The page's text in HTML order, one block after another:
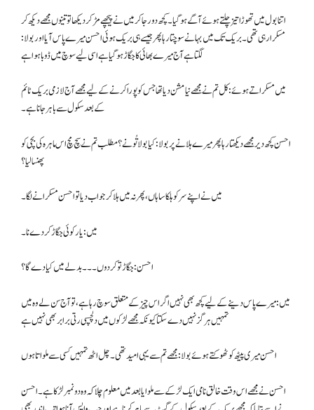
اتنا بول میں تھوڑا تیز چلتے ہوئے آگے ہوگیا۔ کچھ دور جا کر میں نے پیچھے مڑ کر دیکھا تو تینوں مجھے دیکھ کر
مسکرا رہی تھی۔بریک تک میں بہانے سوچتا رہا پھر جیسے ہی بریک ہوئی احسن میرے پاس آیا اور بولا:
لگتا ہے آج میرے بھائی کا جگاڑ ہوگیا ہے اسی لیے سوچ میں ڈوبا ہوا ہے
میں مسکراتے ہوئے: کل تم نے مجھے نیا مشن دیا تھا جس کو پورا کرنے کے لیے مجھے آج لازمی بریک ٹائم
کے بعد سکول سے باہر جانا ہے۔
احسن کچھ دیر مجھے دیکھتا رہا پھر میرے ہلانے پر بولا: کیا بولا تُو نے؟ مطلب تم نے سچ مچ اس ماہرہ کی بچی کو
پھنسا لیا؟
میں نے اپنے سر کو ہلکا سا ہاں، پھر نہ میں ہلا کر جواب دیا تو احسن مسکرانے لگا۔
میں: یار کوئی جگاڑ کردے نا۔
احسن: جگاڑ تو کردوں۔۔۔ بدلے میں کیا دے گا؟
میں: میرے پاس دینے کے لیے کچھ بھی نہیں اگر اس چیز کے متعلق سوچ رہا ہے، تو آج سن لے وہ میں
تمہیں ہرگز نہیں دے سکتا کیونکہ مجھے لڑکوں میں دلچسپی رتی برابر بھی نہیں ہے
احسن میری پیٹھ کو ٹھوکتے ہوئے بولا: مجھے تم سے یہی امید تھی۔ چل اٹھ تمہیں کسی سے ملواتا ہوں
احسن نے مجھے اس وقت خالق نامی ایک لڑکے سے ملوایا بعد میں معلوم چلا کہ وہ دو نمبر لڑکا ہے۔ احسن